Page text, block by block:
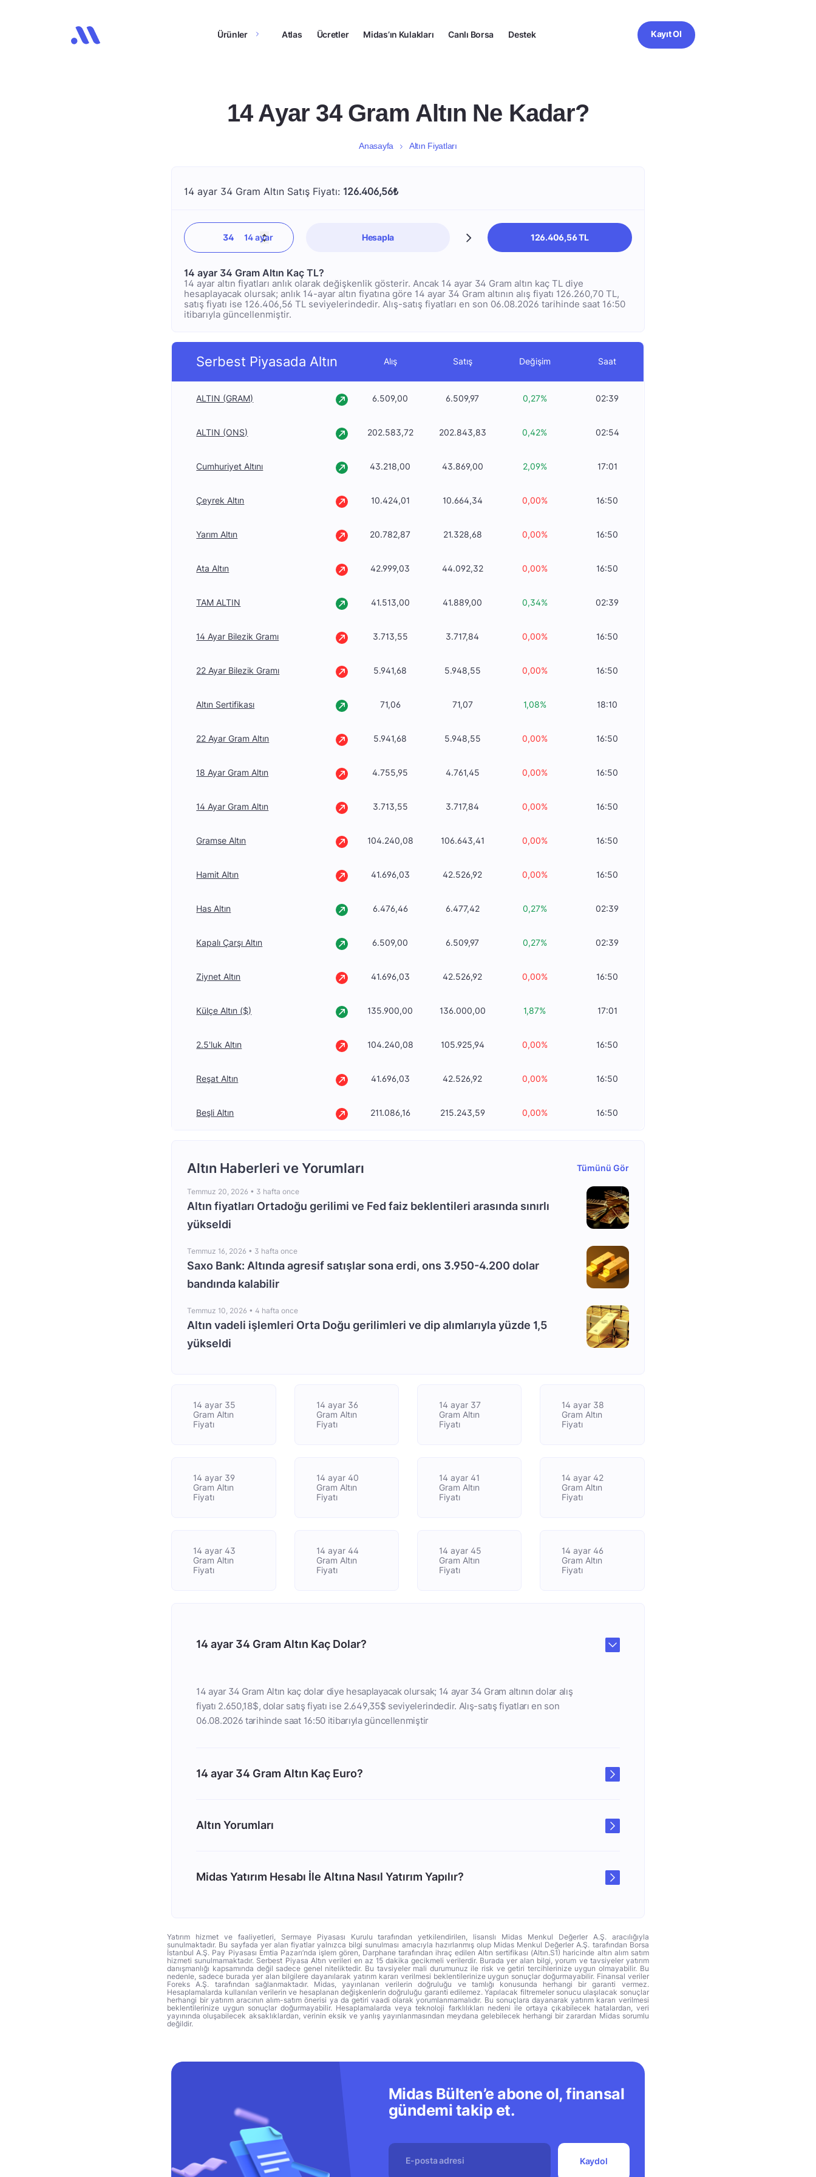
Ürünler Atlas Ücretler Midas’ın Kulakları Canlı Borsa Destek Kayıt Ol
14 Ayar 34 Gram Altın Ne Kadar?
Anasayfa Altın Fiyatları
14 ayar 34 Gram Altın Satış Fiyatı: 126.406,56₺
Hesapla 126.406,56 TL
14 ayar 34 Gram Altın Kaç TL?
14 ayar altın fiyatları anlık olarak değişkenlik gösterir. Ancak 14 ayar 34 Gram altın kaç TL diye
hesaplayacak olursak; anlık 14-ayar altın fiyatına göre 14 ayar 34 Gram altının alış fiyatı 126.260,70 TL,
satış fiyatı ise 126.406,56 TL seviyelerindedir. Alış-satış fiyatları en son 06.08.2026 tarihinde saat 16:50
itibarıyla güncellenmiştir.
Serbest Piyasada Altın Alış Satış Değişim Saat
ALTIN (GRAM) 6.509,00 6.509,97 0,27% 02:39
ALTIN (ONS) 202.583,72 202.843,83 0,42% 02:54
Cumhuriyet Altını 43.218,00 43.869,00 2,09% 17:01
Çeyrek Altın 10.424,01 10.664,34 0,00% 16:50
Yarım Altın 20.782,87 21.328,68 0,00% 16:50
Ata Altın 42.999,03 44.092,32 0,00% 16:50
TAM ALTIN 41.513,00 41.889,00 0,34% 02:39
14 Ayar Bilezik Gramı 3.713,55 3.717,84 0,00% 16:50
22 Ayar Bilezik Gramı 5.941,68 5.948,55 0,00% 16:50
Altın Sertifikası 71,06 71,07 1,08% 18:10
22 Ayar Gram Altın 5.941,68 5.948,55 0,00% 16:50
18 Ayar Gram Altın 4.755,95 4.761,45 0,00% 16:50
14 Ayar Gram Altın 3.713,55 3.717,84 0,00% 16:50
Gramse Altın 104.240,08 106.643,41 0,00% 16:50
Hamit Altın 41.696,03 42.526,92 0,00% 16:50
Has Altın 6.476,46 6.477,42 0,27% 02:39
Kapalı Çarşı Altın 6.509,00 6.509,97 0,27% 02:39
Ziynet Altın 41.696,03 42.526,92 0,00% 16:50
Külçe Altın ($) 135.900,00 136.000,00 1,87% 17:01
2.5'luk Altın 104.240,08 105.925,94 0,00% 16:50
Reşat Altın 41.696,03 42.526,92 0,00% 16:50
Beşli Altın 211.086,16 215.243,59 0,00% 16:50
Altın Haberleri ve Yorumları Tümünü Gör
Temmuz 20, 2026 • 3 hafta once
Altın fiyatları Ortadoğu gerilimi ve Fed faiz beklentileri arasında sınırlı
yükseldi
Temmuz 16, 2026 • 3 hafta once
Saxo Bank: Altında agresif satışlar sona erdi, ons 3.950-4.200 dolar
bandında kalabilir
Temmuz 10, 2026 •4 hafta once
Altın vadeli işlemleri Orta Doğu gerilimleri ve dip alımlarıyla yüzde 1,5
yükseldi
14 ayar 35
Gram Altın
Fiyatı
14 ayar 36
Gram Altın
Fiyatı
14 ayar 37
Gram Altın
Fiyatı
14 ayar 38
Gram Altın
Fiyatı
14 ayar 39
Gram Altın
Fiyatı
14 ayar 40
Gram Altın
Fiyatı
14 ayar 41
Gram Altın
Fiyatı
14 ayar 42
Gram Altın
Fiyatı
14 ayar 43
Gram Altın
Fiyatı
14 ayar 44
Gram Altın
Fiyatı
14 ayar 45
Gram Altın
Fiyatı
14 ayar 46
Gram Altın
Fiyatı
14 ayar 34 Gram Altın Kaç Dolar?
14 ayar 34 Gram Altın kaç dolar diye hesaplayacak olursak; 14 ayar 34 Gram altının dolar alış
fiyatı 2.650,18$, dolar satış fiyatı ise 2.649,35$ seviyelerindedir. Alış-satış fiyatları en son
06.08.2026 tarihinde saat 16:50 itibarıyla güncellenmiştir
14 ayar 34 Gram Altın Kaç Euro?
Altın Yorumları
Midas Yatırım Hesabı İle Altına Nasıl Yatırım Yapılır?
Yatırım hizmet ve faaliyetleri, Sermaye Piyasası Kurulu tarafından yetkilendirilen, lisanslı Midas Menkul Değerler A.Ş. aracılığıyla
sunulmaktadır. Bu sayfada yer alan fiyatlar yalnızca bilgi sunulması amacıyla hazırlanmış olup Midas Menkul Değerler A.Ş. tarafından Borsa
İstanbul A.Ş. Pay Piyasası Emtia Pazarı’nda işlem gören, Darphane tarafından ihraç edilen Altın sertifikası (Altın.S1) haricinde altın alım satım
hizmeti sunulmamaktadır. Serbest Piyasa Altın verileri en az 15 dakika gecikmeli verilerdir. Burada yer alan bilgi, yorum ve tavsiyeler yatırım
danışmanlığı kapsamında değil sadece genel niteliktedir. Bu tavsiyeler mali durumunuz ile risk ve getiri tercihlerinize uygun olmayabilir. Bu
nedenle, sadece burada yer alan bilgilere dayanılarak yatırım kararı verilmesi beklentilerinize uygun sonuçlar doğurmayabilir. Finansal veriler
Foreks A.Ş. tarafından sağlanmaktadır. Midas, yayınlanan verilerin doğruluğu ve tamlığı konusunda herhangi bir garanti vermez.
Hesaplamalarda kullanılan verilerin ve hesaplanan değişkenlerin doğruluğu garanti edilemez. Yapılacak filtremeler sonucu ulaşılacak sonuçlar
herhangi bir yatırım aracının alım-satım önerisi ya da getiri vaadi olarak yorumlanmamalıdır. Bu sonuçlara dayanarak yatırım kararı verilmesi
beklentilerinize uygun sonuçlar doğurmayabilir. Hesaplamalarda veya teknoloji farklılıkları nedeni ile ortaya çıkabilecek hatalardan, veri
yayınında oluşabilecek aksaklıklardan, verinin eksik ve yanlış yayınlanmasından meydana gelebilecek herhangi bir zarardan Midas sorumlu
değildir.
Midas Bülten’e abone ol, finansal
gündemi takip et.
Kaydol